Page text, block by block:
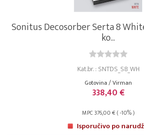
Sonitus Decosorber Serta 8
ko...
Kat.br. : SNTDS_S8_WH
Gotovina / Virman
338,40 €
MPC 376,00 € ( -10% )
Isporučivo po